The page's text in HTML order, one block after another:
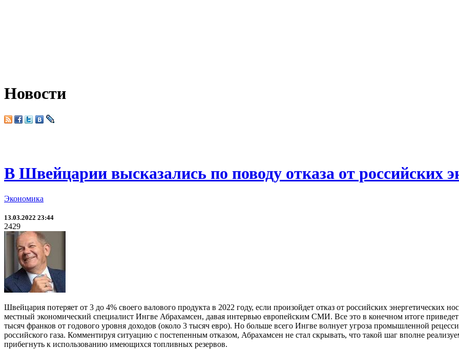
Новости
В Швейцарии высказались по поводу отказа от российских
Экономика
13.03.2022 23:44
2429
Швейцария потеряет от 3 до 4% своего валового продукта в 2022 году, если произойдет отказ от российских энергетических
местный экономический специалист Ингве Абрахамсен, давая интервью европейским СМИ. Все это в конечном итоге
тысяч франков от годового уровня доходов (около 3 тысяч евро). Но больше всего Ингве волнует угроза промышленной
российского газа. Комментируя ситуацию с постепенным отказом, Абрахамсен не стал скрывать, что такой шаг вполне
прибегнуть к использованию имеющихся топливных резервов.